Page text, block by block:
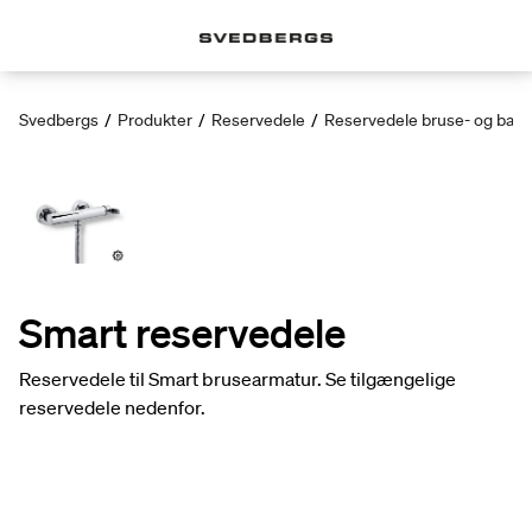
Svedbergs / Produkter / Reservedele / Reservedele bruse- og
Smart reservedele
Reservedele til Smart brusearmatur. Se tilgængelige
reservedele nedenfor.